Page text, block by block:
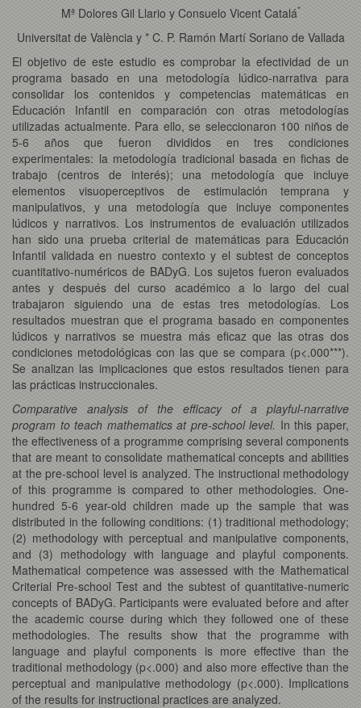
Mª Dolores Gil Llario y Consuelo Vicent Catalá*
Universitat de València y * C. P. Ramón Martí Soriano de Vallada
El objetivo de este estudio es comprobar la efectividad de un
programa basado en una metodología lúdico-narrativa para
consolidar los contenidos y competencias matemáticas en
Educación Infantil en comparación con otras metodologías
utilizadas actualmente. Para ello, se seleccionaron 100 niños de
5-6 años que fueron divididos en tres condiciones
experimentales: la metodología tradicional basada en fichas de
trabajo (centros de interés); una metodología que incluye
elementos visuoperceptivos de estimulación temprana y
manipulativos, y una metodología que incluye componentes
lúdicos y narrativos. Los instrumentos de evaluación utilizados
han sido una prueba criterial de matemáticas para Educación
Infantil validada en nuestro contexto y el subtest de conceptos
cuantitativo-numéricos de BADyG. Los sujetos fueron evaluados
antes y después del curso académico a lo largo del cual
trabajaron siguiendo una de estas tres metodologías. Los
resultados muestran que el programa basado en componentes
lúdicos y narrativos se muestra más eficaz que las otras dos
condiciones metodológicas con las que se compara (p<.000***).
Se analizan las implicaciones que estos resultados tienen para
las prácticas instruccionales.
Comparative analysis of the efficacy of a playful-narrative
program to teach mathematics at pre-school level. In this paper,
the effectiveness of a programme comprising several components
that are meant to consolidate mathematical concepts and abilities
at the pre-school level is analyzed. The instructional methodology
of this programme is compared to other methodologies. One-
hundred 5-6 year-old children made up the sample that was
distributed in the following conditions: (1) traditional methodology;
(2) methodology with perceptual and manipulative components,
and (3) methodology with language and playful components.
Mathematical competence was assessed with the Mathematical
Criterial Pre-school Test and the subtest of quantitative-numeric
concepts of BADyG. Participants were evaluated before and after
the academic course during which they followed one of these
methodologies. The results show that the programme with
language and playful components is more effective than the
traditional methodology (p<.000) and also more effective than the
perceptual and manipulative methodology (p<.000). Implications
of the results for instructional practices are analyzed.